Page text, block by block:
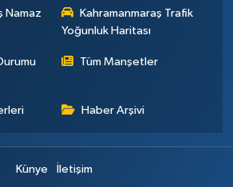
Namaz
Kahramanmaraş Trafik
Yoğunluk Haritası
Tüm Manşetler
Haber Arşivi
Künye İletişim